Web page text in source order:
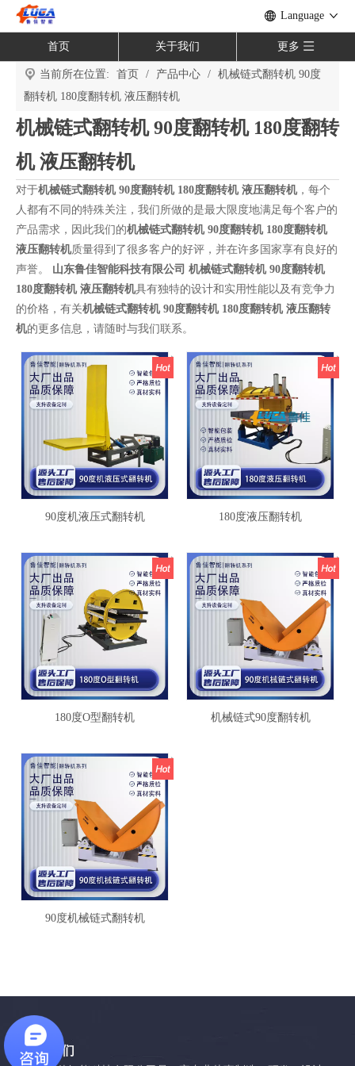
Language
首页 关于我们 更多
当前所在位置: 首页 / 产品中心 / 机械链式翻转机 90度
翻转机 180度翻转机 液压翻转机
机械链式翻转机 90度翻转机 180度翻转
机 液压翻转机
对于机械链式翻转机 90度翻转机 180度翻转机 液压翻转机，每个
人都有不同的特殊关注，我们所做的是最大限度地满足每个客户的
产品需求，因此我们的机械链式翻转机 90度翻转机 180度翻转机
液压翻转机质量得到了很多客户的好评，并在许多国家享有良好的
声誉。 山东鲁佳智能科技有限公司 机械链式翻转机 90度翻转机
180度翻转机 液压翻转机具有独特的设计和实用性能以及有竞争力
的价格，有关机械链式翻转机 90度翻转机 180度翻转机 液压翻转
机的更多信息，请随时与我们联系。
90度机液压式翻转机 180度液压翻转机
180度O型翻转机 机械链式90度翻转机
90度机械链式翻转机
关于我们